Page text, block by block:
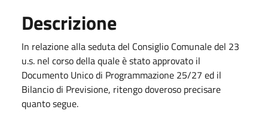
Descrizione
In relazione alla seduta del Consiglio Comunale del 23
u.s. nel corso della quale è stato approvato il
Documento Unico di Programmazione 25/27 ed il
Bilancio di Previsione, ritengo doveroso precisare
quanto segue.